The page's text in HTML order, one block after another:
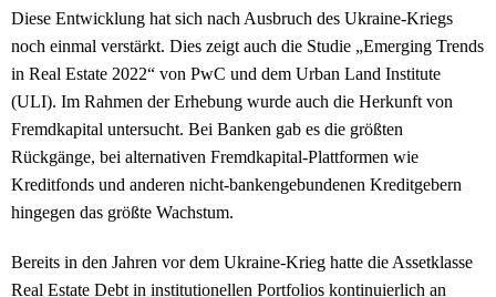
Diese Entwicklung hat sich nach Ausbruch des Ukraine-Kriegs
noch einmal verstärkt. Dies zeigt auch die Studie „Emerging Trends
in Real Estate 2022“ von PwC und dem Urban Land Institute
(ULI). Im Rahmen der Erhebung wurde auch die Herkunft von
Fremdkapital untersucht. Bei Banken gab es die größten
Rückgänge, bei alternativen Fremdkapital-Plattformen wie
Kreditfonds und anderen nicht-bankengebundenen Kreditgebern
hingegen das größte Wachstum.
Bereits in den Jahren vor dem Ukraine-Krieg hatte die Assetklasse
Real Estate Debt in institutionellen Portfolios kontinuierlich an